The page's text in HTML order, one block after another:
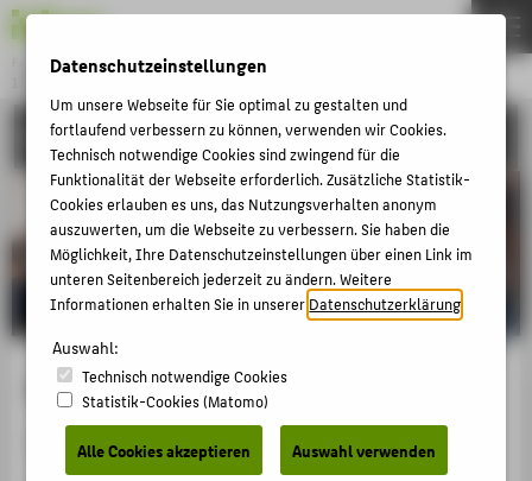
Fachbereich 4
INFORMATIK, KOMMUNIKATION UND WIRTSCHAFT
Menu
KONTAKT
Kontakt
Sie haben eine Anfrage an uns?
THEMEN
STUDIEREN
LEHREN
LABORE
INDEX A-Z
ZENTRALE SEITEN
PORTALE FÜR STUDIERENDE
Datenschutzeinstellungen
Um unsere Webseite für Sie optimal zu gestalten und
fortlaufend verbessern zu können, verwenden wir Cookies.
Technisch notwendige Cookies sind zwingend für die
Funktionalität der Webseite erforderlich. Zusätzliche Statistik-
Cookies erlauben es uns, das Nutzungsverhalten anonym
auszuwerten, um die Webseite zu verbessern. Sie haben die
Möglichkeit, Ihre Datenschutzeinstellungen über einen Link im
unteren Seitenbereich jederzeit zu ändern. Weitere
Informationen erhalten Sie in unsererDatenschutzerklärung
Auswahl:
Technisch notwendige Cookies
Statistik-Cookies (Matomo)
Alle Cookies akzeptieren Auswahl verwenden